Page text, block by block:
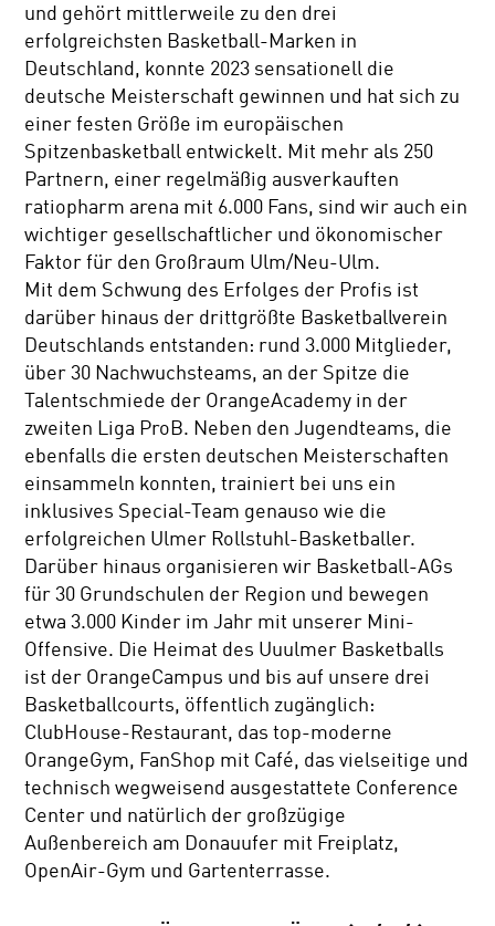
und gehört mittlerweile zu den drei
erfolgreichsten Basketball-Marken in
Deutschland, konnte 2023 sensationell die
deutsche Meisterschaft gewinnen und hat sich zu
einer festen Größe im europäischen
Spitzenbasketball entwickelt. Mit mehr als 250
Partnern, einer regelmäßig ausverkauften
ratiopharm arena mit 6.000 Fans, sind wir auch ein
wichtiger gesellschaftlicher und ökonomischer
Faktor für den Großraum Ulm/Neu-Ulm.
Mit dem Schwung des Erfolges der Profis ist
darüber hinaus der drittgrößte Basketballverein
Deutschlands entstanden: rund 3.000 Mitglieder,
über 30 Nachwuchsteams, an der Spitze die
Talentschmiede der OrangeAcademy in der
zweiten Liga ProB. Neben den Jugendteams, die
ebenfalls die ersten deutschen Meisterschaften
einsammeln konnten, trainiert bei uns ein
inklusives Special-Team genauso wie die
erfolgreichen Ulmer Rollstuhl-Basketballer.
Darüber hinaus organisieren wir Basketball-AGs
für 30 Grundschulen der Region und bewegen
etwa 3.000 Kinder im Jahr mit unserer Mini-
Offensive. Die Heimat des Uuulmer Basketballs
ist der OrangeCampus und bis auf unsere drei
Basketballcourts, öffentlich zugänglich:
ClubHouse-Restaurant, das top-moderne
OrangeGym, FanShop mit Café, das vielseitige und
technisch wegweisend ausgestattete Conference
Center und natürlich der großzügige
Außenbereich am Donauufer mit Freiplatz,
OpenAir-Gym und Gartenterrasse.